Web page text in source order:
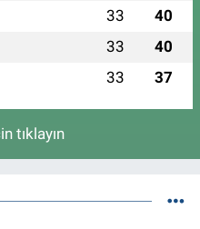
33 40
33 40
33 37
tıklayın